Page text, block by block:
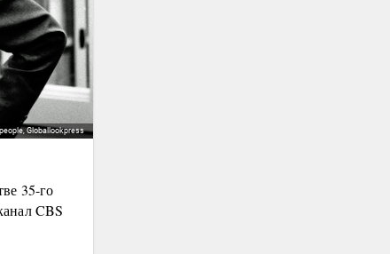
Globallookpress
35-го
CBS